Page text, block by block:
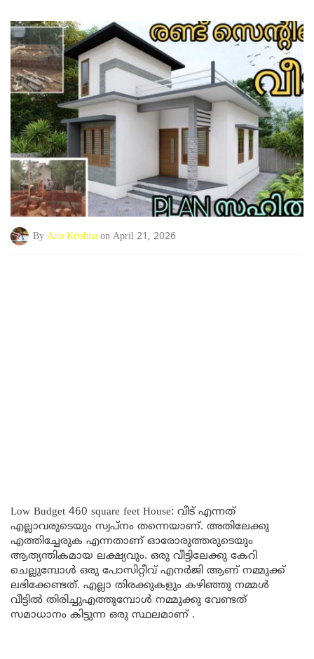
By Anu Krishna on April 21, 2026
Low Budget 460 square feet House: വീട് എന്നത്
എല്ലാവരുടെയും സ്വപ്നം തന്നെയാണ്. അതിലേക്കു
എത്തിച്ചേരുക എന്നതാണ് ഓരോരുത്തരുടെയും
ആത്യന്തികമായ ലക്ഷ്യവും. ഒരു വീട്ടിലേക്കു കേറി
ചെല്ലുമ്പോൾ ഒരു പോസിറ്റീവ് എനർജി ആണ് നമ്മുക്ക്
ലഭിക്കേണ്ടത്. എല്ലാ തിരക്കുകളും കഴിഞ്ഞു നമ്മൾ
വീട്ടിൽ തിരിച്ചുഎത്തുമ്പോൾ നമ്മുക്കു വേണ്ടത്
സമാധാനം കിട്ടുന്ന ഒരു സ്ഥലമാണ് .